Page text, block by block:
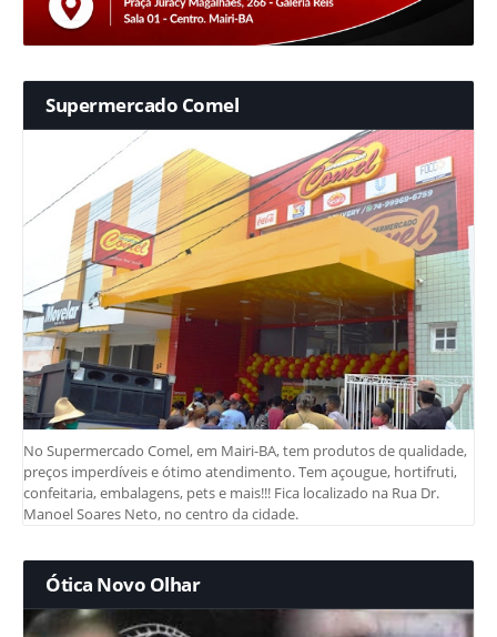
Supermercado Comel
No Supermercado Comel, em Mairi-BA, tem produtos de qualidade,
preços imperdíveis e ótimo atendimento. Tem açougue, hortifruti,
confeitaria, embalagens, pets e mais!!! Fica localizado na Rua Dr.
Manoel Soares Neto, no centro da cidade.
Ótica Novo Olhar